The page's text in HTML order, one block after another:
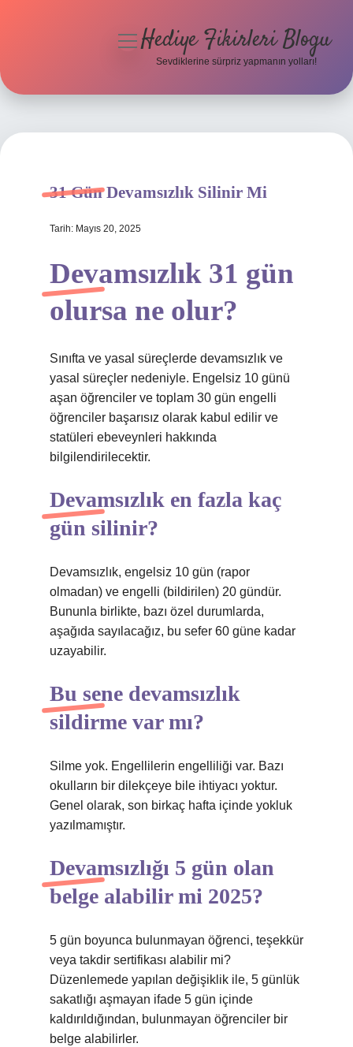
Hakkımızda
menüyüHediye Fikirleri Blogu
Sevdiklerine sürpriz yapmanın yolları!
31 Gün Devamsızlık Silinir Mi
Tarih: Mayıs 20, 2025
Devamsızlık 31 gün
olursa ne olur?
Sınıfta ve yasal süreçlerde devamsızlık ve
yasal süreçler nedeniyle. Engelsiz 10 günü
aşan öğrenciler ve toplam 30 gün engelli
öğrenciler başarısız olarak kabul edilir ve
statüleri ebeveynleri hakkında
bilgilendirilecektir.
Devamsızlık en fazla kaç
gün silinir?
Devamsızlık, engelsiz 10 gün (rapor
olmadan) ve engelli (bildirilen) 20 gündür.
Bununla birlikte, bazı özel durumlarda,
aşağıda sayılacağız, bu sefer 60 güne kadar
uzayabilir.
Bu sene devamsızlık
sildirme var mı?
Silme yok. Engellilerin engelliliği var. Bazı
okulların bir dilekçeye bile ihtiyacı yoktur.
Genel olarak, son birkaç hafta içinde yokluk
yazılmamıştır.
Devamsızlığı 5 gün olan
belge alabilir mi 2025?
5 gün boyunca bulunmayan öğrenci, teşekkür
veya takdir sertifikası alabilir mi?
Düzenlemede yapılan değişiklik ile, 5 günlük
sakatlığı aşmayan ifade 5 gün içinde
kaldırıldığından, bulunmayan öğrenciler bir
belge alabilirler.